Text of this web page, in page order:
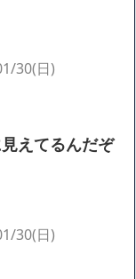
30(日)
えてるんだぞ
30(日)